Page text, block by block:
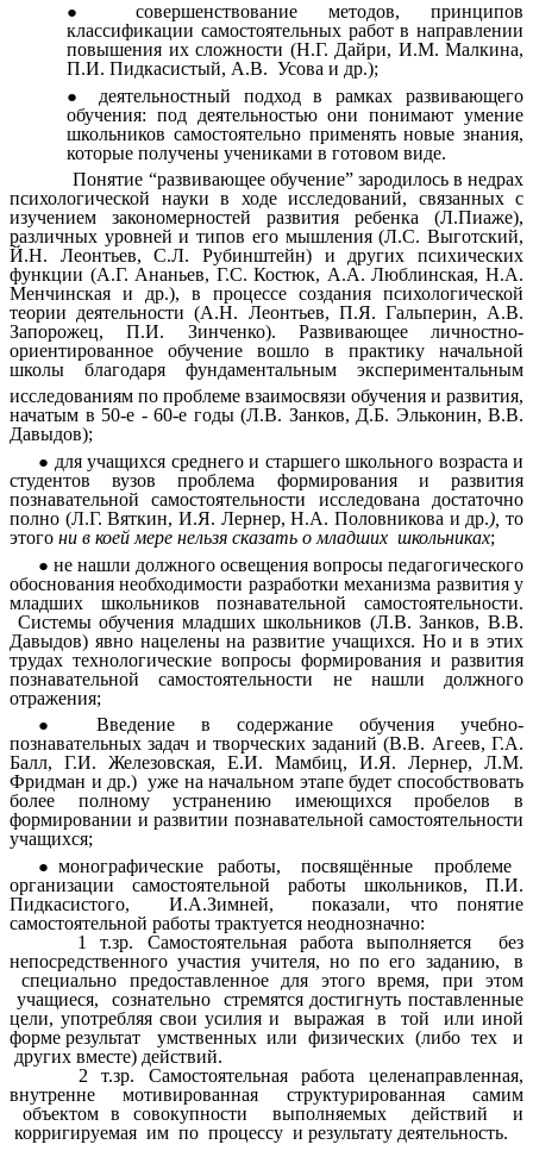
совершенствование методов, принципов
классификации самостоятельных работ в направлении
повышения их сложности (Н.Г. Дайри, И.М. Малкина,
П.И. Пидкасистый, А.В. Усова и др.);
деятельностный подход в рамках развивающего
обучения: под деятельностью они понимают умение
школьников самостоятельно применять новые знания,
которые получены учениками в готовом виде.
Понятие “развивающее обучение” зародилось в недрах
психологической науки в ходе исследований, связанных с
изучением закономерностей развития ребенка (Л.Пиаже),
различных уровней и типов его мышления (Л.С. Выготский,
Й.Н. Леонтьев, С.Л. Рубинштейн) и других психических
функции (А.Г. Ананьев, Г.С. Костюк, А.А. Люблинская, Н.А.
Менчинская и др.), в процессе создания психологической
теории деятельности (А.Н. Леонтьев, П.Я. Гальперин, А.В.
Запорожец, П.И. Зинченко). Развивающее личностно-
ориентированное обучение вошло в практику начальной
школы благодаря фундаментальным
экспериментальным
исследованиям по проблеме взаимосвязи обучения и развития,
начатым в 50-е - 60-е годы (Л.В. Занков, Д.Б. Эльконин, В.В.
Давыдов);
для учащихся среднего и старшего школьного возраста и
студентов вузов проблема формирования и развития
познавательной самостоятельности исследована достаточно
полно (Л.Г. Вяткин, И.Я. Лернер, Н.А. Половникова и др.),то
этого ни в коей мере нельзя сказать о младших школьниках;
не нашли должного освещения вопросы педагогического
обоснования необходимости разработки механизма развития у
младших школьников познавательной самостоятельности.
Системы обучения младших школьников (Л.В. Занков, В.В.
Давыдов) явно нацелены на развитие учащихся. Но и в этих
трудах технологические вопросы формирования и развития
познавательной самостоятельности не нашли должного
отражения;
Введение в содержание обучения учебно-
познавательных задач и творческих заданий (В.В. Агеев, Г.А.
Балл, Г.И. Железовская, Е.И. Мамбиц, И.Я. Лернер, Л.М.
Фридман и др.) уже на начальном этапе будет способствовать
более полному устранению имеющихся пробелов в
формировании и развитии познавательной самостоятельности
учащихся;
монографические работы, посвящённые проблеме
организации самостоятельной работы школьников, П.И.
Пидкасистого, И.А.Зимней, показали, что понятие
самостоятельной работы трактуется неоднозначно:
1 т.зр. Самостоятельная работа выполняется без
непосредственного участия учителя, но по его заданию, в
специально предоставленное для этого время, при этом
учащиеся, сознательно стремятся достигнуть поставленные
цели, употребляя свои усилия и выражая в той или иной
форме результат умственных или физических (либо тех и
других вместе) действий.
2 т.зр. Самостоятельная работа целенаправленная,
внутренне мотивированная структурированная самим
объектом в совокупности выполняемых действий и
корригируемая им по процессу и результату деятельность.